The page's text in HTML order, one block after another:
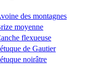
des montagnes
moyenne
flexueuse
de Gautier
noirâtre